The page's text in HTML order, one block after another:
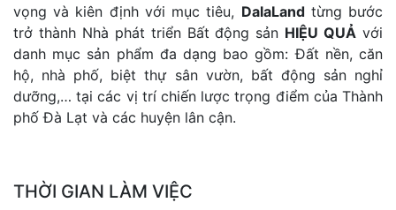
vọng và kiên định với mục tiêu, DalaLandtừng bước
trở thành Nhà phát triển Bất động sản HIỆU QUẢ với
danh mục sản phẩm đa dạng bao gồm: Đất nền, căn
hộ, nhà phố, biệt thự sân vườn, bất động sản nghỉ
dưỡng,… tại các vị trí chiến lược trọng điểm của Thành
phố Đà Lạt và các huyện lân cận.
THỜI GIAN LÀM VIỆC